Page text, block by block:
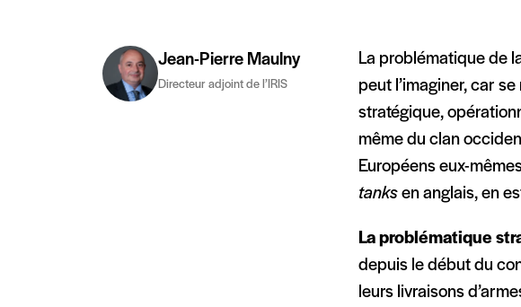
Jean-Pierre Maulny
Directeur adjoint de l’IRIS
La problématique de
peut l’imaginer, car
stratégique,
même du clan
Européens eux-
tanks en anglais, en
La problématique
depuis le début du
leurs livraisons